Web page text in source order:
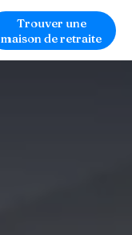
Trouver une
maison de retraite